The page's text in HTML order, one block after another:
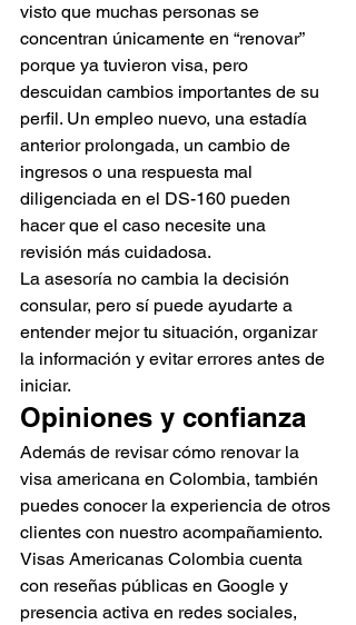
visto que muchas personas se
concentran únicamente en “renovar”
porque ya tuvieron visa, pero
descuidan cambios importantes de su
perfil. Un empleo nuevo, una estadía
anterior prolongada, un cambio de
ingresos o una respuesta mal
diligenciada en el DS-160 pueden
hacer que el caso necesite una
revisión más cuidadosa.
La asesoría no cambia la decisión
consular, pero sí puede ayudarte a
entender mejor tu situación, organizar
la información y evitar errores antes de
iniciar.
Opiniones y confianza
Además de revisar cómo renovar la
visa americana en Colombia, también
puedes conocer la experiencia de otros
clientes con nuestro acompañamiento.
Visas Americanas Colombia cuenta
con reseñas públicas en Google y
presencia activa en redes sociales,